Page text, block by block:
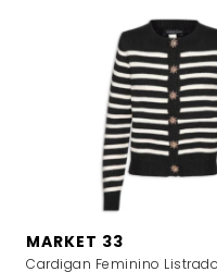
MARKET 33
Cardigan Feminino